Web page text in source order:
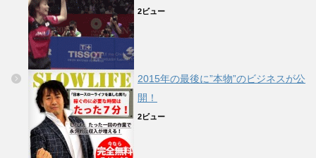
2ビュー
2015年の最後に”本物”のビジネスが公
開！
2ビュー